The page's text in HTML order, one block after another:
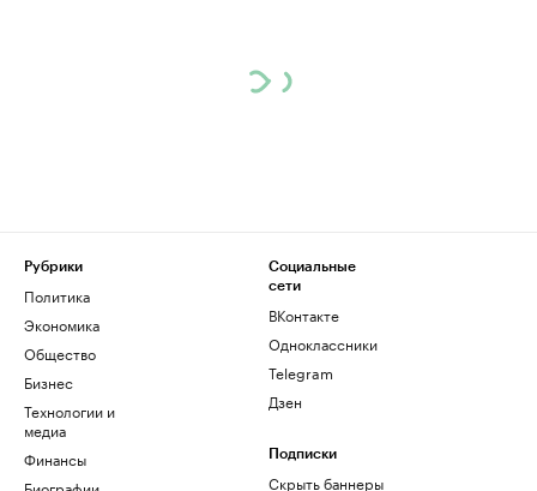
Рубрики
Политика
Экономика
Общество
Бизнес
Технологии и
медиа
Финансы
Социальные
сети
ВКонтакте
Одноклассники
Telegram
Дзен
Подписки
Скрыть баннеры